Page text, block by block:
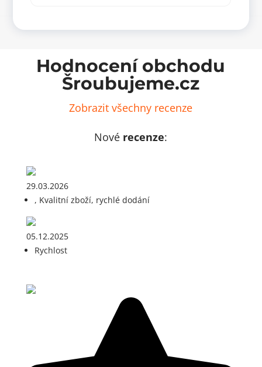
Hodnocení obchodu
Šroubujeme.cz
Zobrazit všechny recenze
Nové recenze:
29.03.2026
, Kvalitní zboží, rychlé dodání
05.12.2025
Rychlost